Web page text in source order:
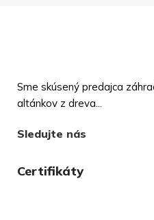
Sme skúsený predajca
altánkov z dreva...
Sledujte nás
Certifikáty